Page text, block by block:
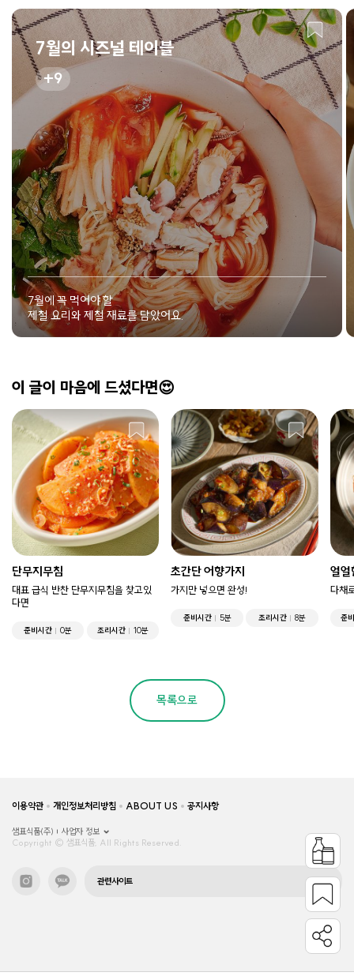
7월의 시즈널 테이블
9
7월에 꼭 먹어야 할
제철 요리와 제철 재료를 담았어요.
이 글이 마음에 드셨다면😍
단무지무침
대표 급식 반찬 단무지무침을 찾고있
다면
준비시간 0분 조리시간 10분
초간단 어향가지
가지만 넣으면 완성!
준비시간 5분 조리시간 8분
얼얼
다채
준
목록으로
이용약관 개인정보처리방침 ABOUT US 공지사항
샘표식품(주)
사업자 정보
Copyright © 샘표식품, All Rights Reserved.
관련사이트